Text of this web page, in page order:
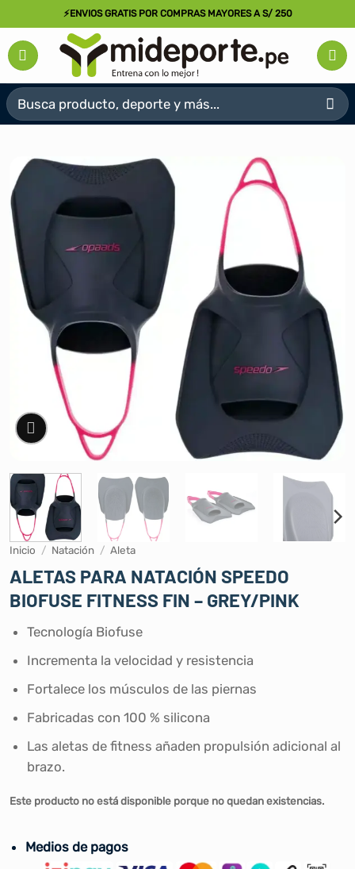
al
contenido
⚡ENVIOS GRATIS POR COMPRAS MAYORES A S/ 250
Buscar
por:
Inicio / Natación / Aleta
ALETAS PARA NATACIÓN SPEEDO
BIOFUSE FITNESS FIN – GREY/PINK
Tecnología Biofuse
Incrementa la velocidad y resistencia
Fortalece los músculos de las piernas
Fabricadas con 100 % silicona
Las aletas de fitness añaden propulsión adicional al
brazo.
Este producto no está disponible porque no quedan existencias.
Medios de pagos